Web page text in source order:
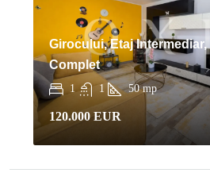
Girocului, Etaj
Complet
1 1 50 mp
120.000 EUR